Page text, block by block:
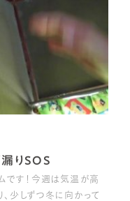
りSOS
です！今週は気温が高
少しずつ冬に向かって